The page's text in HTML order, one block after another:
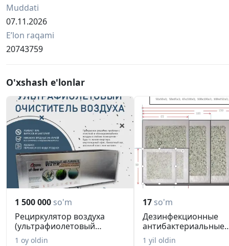
Muddati
07.11.2026
Eʼlon raqami
20743759
O'xshash e'lonlar
1 500 000 so'm
Рециркулятор воздуха
(ультрафиолетовый
обеззаражив...
1 oy oldin
17 so'm
Дезинфекционные
антибактериальные
коврики, маты
1 yil oldin